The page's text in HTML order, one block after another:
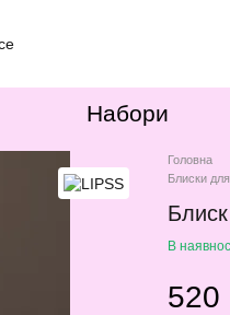
Набори
Головна
Блиски для
В
520